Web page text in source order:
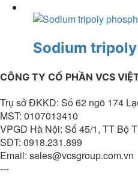
Sodium tripoly
CÔNG TY CỔ PHẦN VCS
Trụ sở ĐKKD: Số 62 ngõ 174
MST: 0107013410
VPGD Hà Nội: Số 45/1, TT Bộ
SĐT: 0918.231.899
Email: sales@vcsgroup.com.vn
---